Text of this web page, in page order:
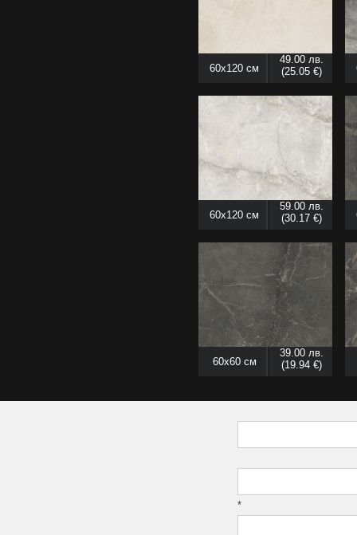
60x120 см
49.00 лв.
(25.05 €)
60x120 см
59.00 лв.
(30.17 €)
60x60 см
39.00 лв.
(19.94 €)
*